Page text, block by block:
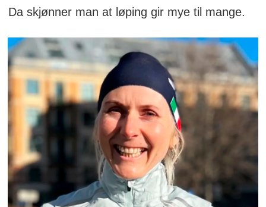
Da skjønner man at løping gir mye til mange.